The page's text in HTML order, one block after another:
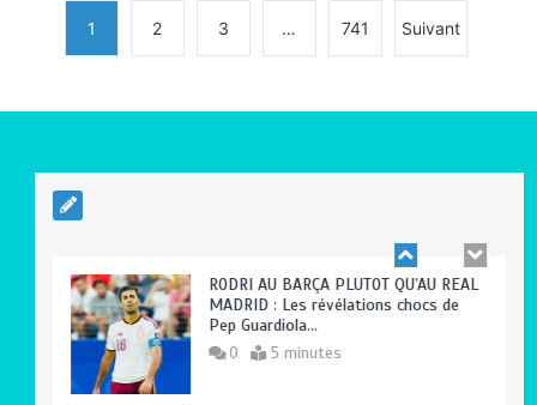
1 2 3 … 741 Suivant
RODRI AU BARÇA PLUTOT QU’AU REAL
MADRID : Les révélations chocs de
Pep Guardiola…
0 5 minutes